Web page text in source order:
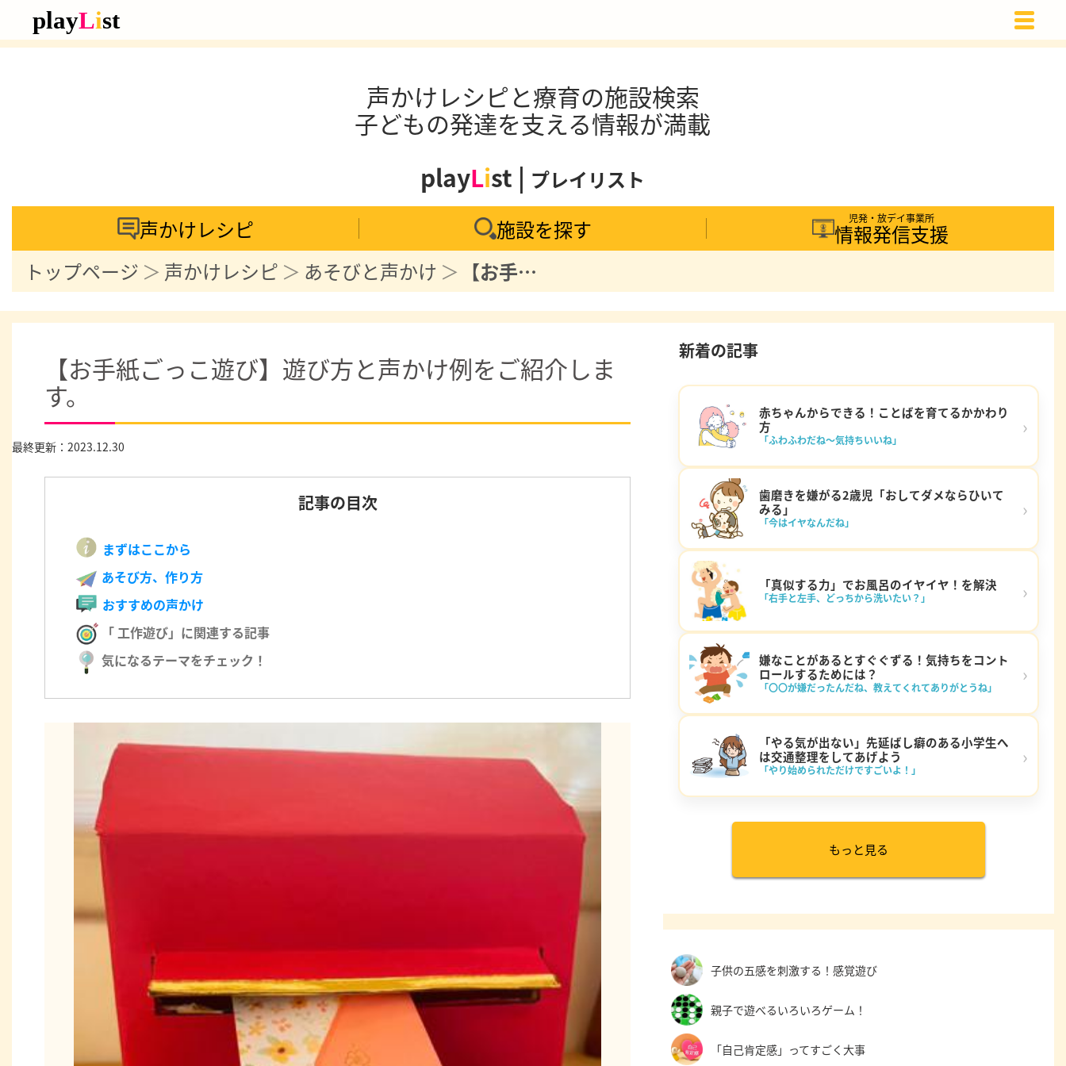
声かけレシピと療育の施設検索
子どもの発達を支える情報が満載
playList | プレイリスト
声かけレシピ
施設を探す 児発・放デイ事業所
情報発信支援
トップページ
声かけレシピ あそびと声かけ 【お手紙ごっこ遊び】遊び方と声かけ例をご紹介します。
【お手紙ごっこ遊び】遊び方と声かけ例をご紹介しま
す。
最終更新：2023.12.30
記事の目次
まずはここから
あそび方、作り方
おすすめの声かけ
「 工作遊び」に関連する記事
気になるテーマをチェック！
新着の記事
赤ちゃんからできる！ことばを育てるかかわり
方
「ふわふわだね～気持ちいいね」
›
歯磨きを嫌がる2歳児「おしてダメならひいて
みる」
「今はイヤなんだね」
›
「真似する力」でお風呂のイヤイヤ！を解決
「右手と左手、どっちから洗いたい？」 ›
嫌なことがあるとすぐぐずる！気持ちをコント
ロールするためには？
「〇〇が嫌だったんだね、教えてくれてありがとうね」
›
「やる気が出ない」先延ばし癖のある小学生へ
は交通整理をしてあげよう
「やり始められただけですごいよ！」
›
もっと見る
子供の五感を刺激する！感覚遊び
親子で遊べるいろいろゲーム！
「自己肯定感」ってすごく大事